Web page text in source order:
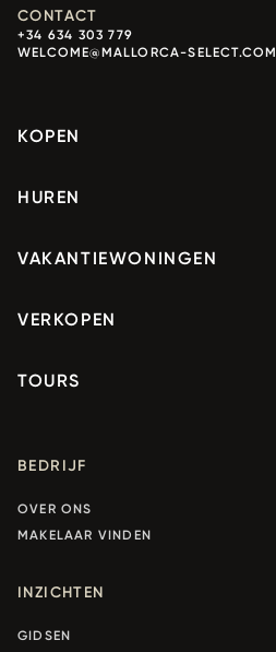
CONTACT
+34 634 303 779
WELCOME@MALLORCA-SELECT.COM
KOPEN
HUREN
VAKANTIEWONINGEN
VERKOPEN
TOURS
BEDRIJF
OVER ONS
MAKELAAR VINDEN
INZICHTEN
GIDSEN